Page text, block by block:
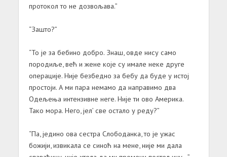
протокол то не дозвољава.”
“Зашто?”
“То је за бебино добро. Знаш, овде нису само
породиље, већ и жене које су имале неке друге
операције. Није безбедно за бебу да буде у истој
простоји. А ми пара немамо да направимо два
Одељења интензивне неге. Није ти ово Америка.
Тако мора. Него, јел’ све остало у реду?”
“Па, једино ова сестра Слободанка, то је ужас
божији, извикала се синоћ на мене, није ми дала